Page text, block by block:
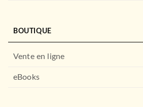
BOUTIQUE
Vente en ligne
eBooks